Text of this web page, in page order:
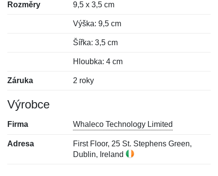
Rozměry 9,5 x 3,5 cm
Výška: 9,5 cm
Šířka: 3,5 cm
Hloubka: 4 cm
Záruka 2 roky
Výrobce
Firma Whaleco Technology Limited
Adresa
First Floor, 25 St. Stephens Green,
Dublin, Ireland